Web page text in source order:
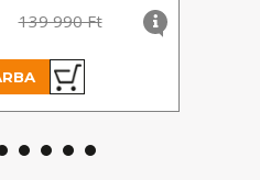
139 990 Ft